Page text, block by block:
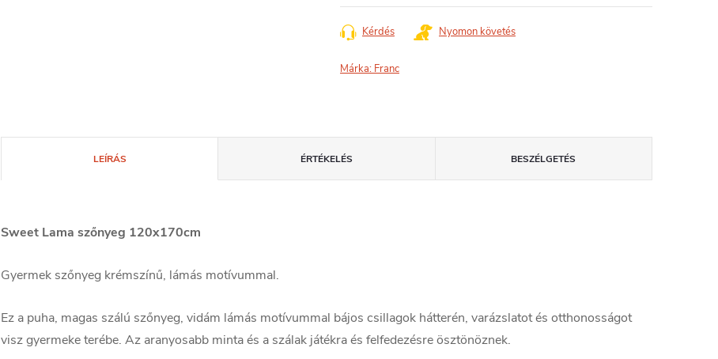
Kérdés Nyomon követés
Márka: Franc
LEÍRÁS ÉRTÉKELÉS BESZÉLGETÉS
Sweet Lama szőnyeg 120x170cm
Gyermek szőnyeg krémszínű, lámás motívummal.
Ez a puha, magas szálú szőnyeg, vidám lámás motívummal bájos csillagok hátterén, varázslatot és otthonosságot
visz gyermeke terébe. Az aranyosabb minta és a szálak játékra és felfedezésre ösztönöznek.